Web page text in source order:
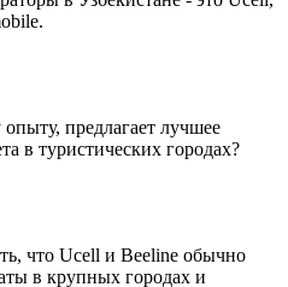
предлагает лучшее
в туристических городах?
что Ucell и Beeline обычно
в крупных городах и